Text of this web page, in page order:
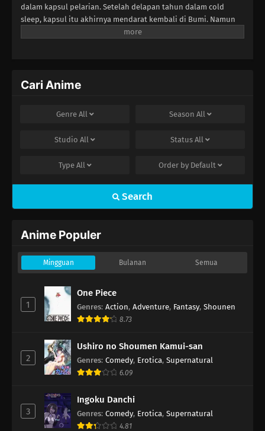
dalam kapsul pelarian. Setelah delapan tahun dalam cold
sleep, kapsul itu akhirnya mendarat kembali di Bumi. Namun
saat Tetsuo keluar, ia menemukan dunia yang hancur,
Yukio?
Cari Anime
Genre All Season All
Studio All Status All
Type All Order by Default
Search
Anime Populer
Mingguan Bulanan Semua
1
One Piece
Genres: Action, Adventure, Fantasy, Shounen
8.73
2
Ushiro no Shoumen Kamui-san
Genres: Comedy, Erotica, Supernatural
6.09
3
Ingoku Danchi
Genres: Comedy, Erotica, Supernatural
4.81